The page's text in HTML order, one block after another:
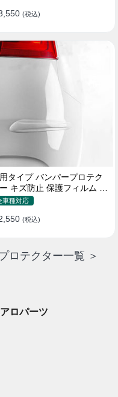
(税込)
タイプ バンパープロテク
キズ防止 保護フィルム 取
け簡単 フィット感抜群
車種対応
(税込)
ロテクター一覧 ＞
ロパーツ